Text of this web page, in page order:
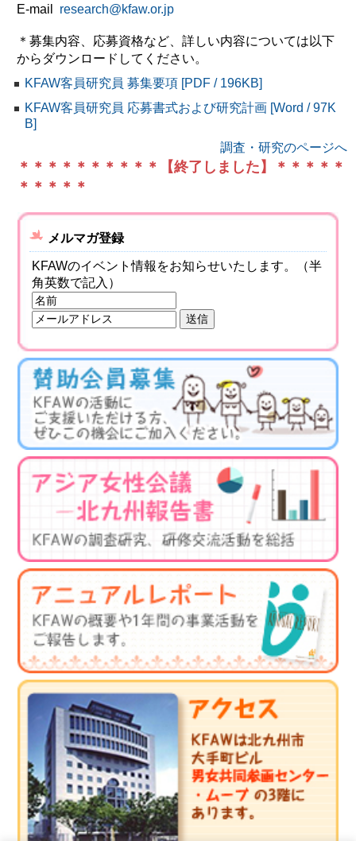
E-mail research@kfaw.or.jp
＊募集内容、応募資格など、詳しい内容については以下
からダウンロードしてください。
KFAW客員研究員 募集要項 [PDF / 196KB]
KFAW客員研究員 応募書式および研究計画 [Word / 97K
B]
調査・研究のページへ
＊＊＊＊＊＊＊＊＊＊【終了しました】＊＊＊＊＊
＊＊＊＊＊
メルマガ登録
KFAWのイベント情報をお知らせいたします。（半
角英数で記入）